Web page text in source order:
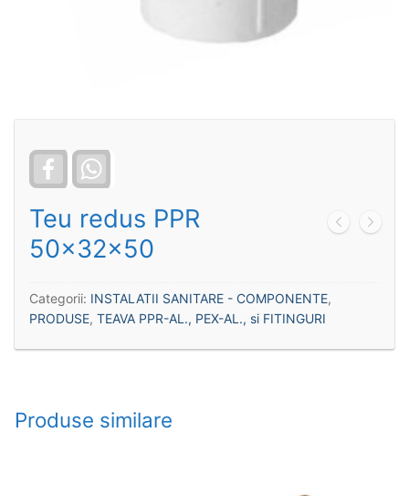
Facebook
Teu redus PPR
50x32x50
Categorii: INSTALATII SANITARE - COMPONENTE,
PRODUSE, TEAVA PPR-AL., PEX-AL., si FITINGURI
Produse similare